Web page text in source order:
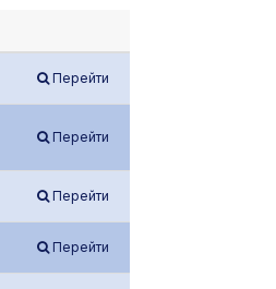
Перейти
Перейти
Перейти
Перейти